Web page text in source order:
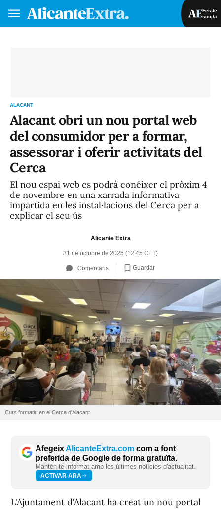
Fes-te
soci/a
ALACANT
Alacant obri un nou portal web
del consumidor per a formar,
assessorar i oferir activitats del
Cerca
El nou espai web es podrà conéixer el pròxim 4
de novembre en una xarrada informativa
impartida en les instal·lacions del Cerca per a
explicar el seu ús
Alicante Extra
31 de octubre de 2025 (12:45 CET)
Comentaris Guardar
Curs formatiu en el Cerca d'Alacant
AfegeixAlicanteExtra.com com a font
preferida de Google de forma gratuïta.
Mantén-te informat amb les últimes notícies d'actualitat.
ACTIVAR ARA
L'Ajuntament d'Alacant ha creat un nou portal